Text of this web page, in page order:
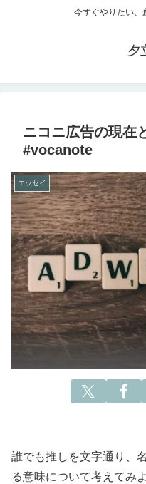
今すぐやりたい、
夕
ニコニ広告の現在
#vocanote
エッセイ
誰でも推しを文字通り、
る意味について考えてみ